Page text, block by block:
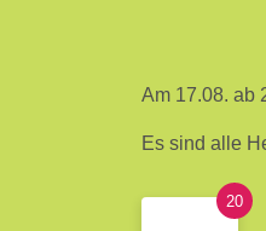
Am 17.08. ab
Es sind alle
20